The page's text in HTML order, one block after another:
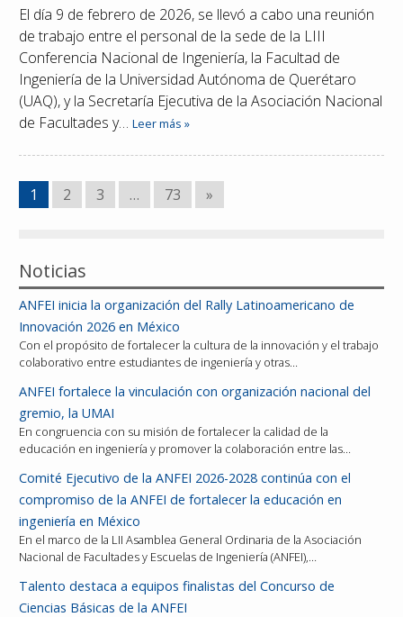
El día 9 de febrero de 2026, se llevó a cabo una reunión
de trabajo entre el personal de la sede de la LIII
Conferencia Nacional de Ingeniería, la Facultad de
Ingeniería de la Universidad Autónoma de Querétaro
(UAQ), y la Secretaría Ejecutiva de la Asociación Nacional
de Facultades y…Leer más »
1 2 3 … 73 »
Noticias
ANFEI inicia la organización del Rally Latinoamericano de
Innovación 2026 en México
Con el propósito de fortalecer la cultura de la innovación y el trabajo
colaborativo entre estudiantes de ingeniería y otras…
ANFEI fortalece la vinculación con organización nacional del
gremio, la UMAI
En congruencia con su misión de fortalecer la calidad de la
educación en ingeniería y promover la colaboración entre las…
Comité Ejecutivo de la ANFEI 2026-2028 continúa con el
compromiso de la ANFEI de fortalecer la educación en
ingeniería en México
En el marco de la LII Asamblea General Ordinaria de la Asociación
Nacional de Facultades y Escuelas de Ingeniería (ANFEI),…
Talento destaca a equipos finalistas del Concurso de
Ciencias Básicas de la ANFEI